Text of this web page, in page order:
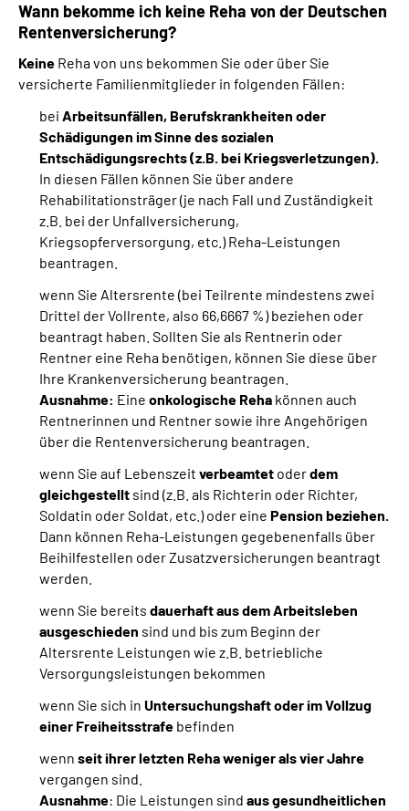
Wann bekomme ich keine Reha von der Deutschen
Rentenversicherung?
Keine Reha von uns bekommen Sie oder über Sie
versicherte Familienmitglieder in folgenden Fällen:
bei Arbeitsunfällen, Berufskrankheiten oder
Schädigungen im Sinne des sozialen
Entschädigungsrechts (z.B. bei Kriegsverletzungen).
In diesen Fällen können Sie über andere
Rehabilitationsträger (je nach Fall und Zuständigkeit
z.B. bei der Unfallversicherung,
Kriegsopferversorgung, etc.) Reha-Leistungen
beantragen.
wenn Sie Altersrente (bei Teilrente mindestens zwei
Drittel der Vollrente, also 66,6667 %) beziehen oder
beantragt haben. Sollten Sie als Rentnerin oder
Rentner eine Reha benötigen, können Sie diese über
Ihre Krankenversicherung beantragen.
Ausnahme: Eine onkologische Reha können auch
Rentnerinnen und Rentner sowie ihre Angehörigen
über die Rentenversicherung beantragen.
wenn Sie auf Lebenszeit verbeamtet oderdem
gleichgestellt sind (z.B. als Richterin oder Richter,
Soldatin oder Soldat, etc.) oder eine Pension beziehen.
Dann können Reha-Leistungen gegebenenfalls über
Beihilfestellen oder Zusatzversicherungen beantragt
werden.
wenn Sie bereits dauerhaft aus dem Arbeitsleben
ausgeschieden sind und bis zum Beginn der
Altersrente Leistungen wie z.B. betriebliche
Versorgungsleistungen bekommen
wenn Sie sich in Untersuchungshaft oder im Vollzug
einer Freiheitsstrafe befinden
wenn seit ihrer letzten Reha weniger als vier Jahre
vergangen sind.
Ausnahme: Die Leistungen sind aus gesundheitlichen